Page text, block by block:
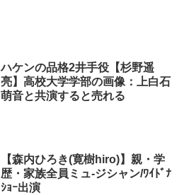
ハケンの品格2井手役【杉野遥
亮】高校大学学部の画像：上白石
萌音と共演すると売れる
【森内ひろき(寛樹hiro)】親・学
歴・家族全員ミュ-ジシャン/ﾜｲﾄﾞﾅ
ｼｮｰ出演